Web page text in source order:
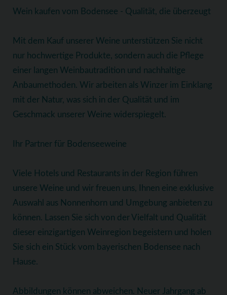
Wein kaufen vom Bodensee - Qualität, die überzeugt
Mit dem Kauf unserer Weine unterstützen Sie nicht
nur hochwertige Produkte, sondern auch die Pflege
einer langen Weinbautradition und nachhaltige
Anbaumethoden. Wir arbeiten als Winzer im Einklang
mit der Natur, was sich in der Qualität und im
Geschmack unserer Weine widerspiegelt.
Ihr Partner für Bodenseeweine
Viele Hotels und Restaurants in der Region führen
unsere Weine und wir freuen uns, Ihnen eine exklusive
Auswahl aus Nonnenhorn und Umgebung anbieten zu
können. Lassen Sie sich von der Vielfalt und Qualität
dieser einzigartigen Weinregion begeistern und holen
Sie sich ein Stück vom bayerischen Bodensee nach
Hause.
Abbildungen können abweichen. Neuer Jahrgang ab